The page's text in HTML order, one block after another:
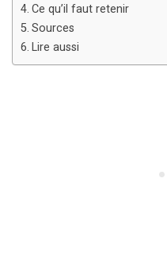
Ce qu’il faut retenir
Sources
Lire aussi